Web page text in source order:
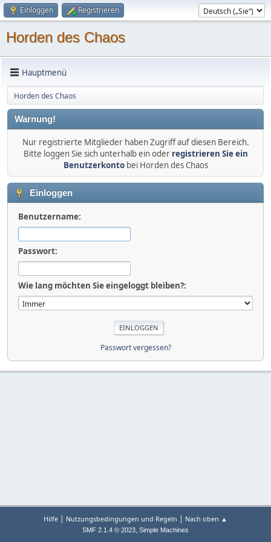
Einloggen Registrieren
Horden des Chaos
Hauptmenü
Horden des Chaos
Warnung!
Nur registrierte Mitglieder haben Zugriff auf diesen Bereich.
Bitte loggen Sie sich unterhalb ein oder registrieren Sie ein
Benutzerkontobei Horden des Chaos
Einloggen
Benutzername:
Passwort:
Wie lang möchten Sie eingeloggt bleiben?:
Passwort vergessen?
Hilfe | Nutzungsbedingungen und Regeln | Nach oben ▲
SMF 2.1.4 © 2023, Simple Machines